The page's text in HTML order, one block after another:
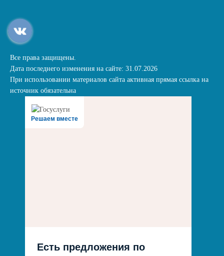
Все права защищены.
Дата последнего изменения на сайте: 31.07.2026
При использовании материалов сайта активная прямая ссылка на
источник обязательна
Решаем вместе
Есть предложения по